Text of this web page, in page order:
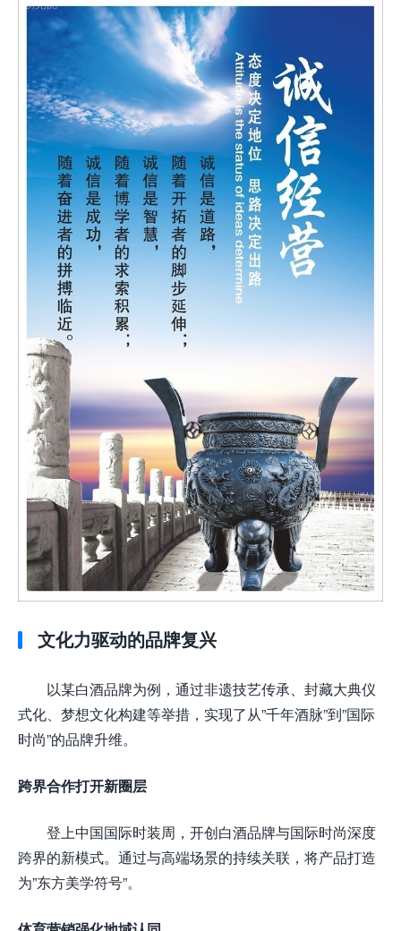
文化力驱动的品牌复兴
以某白酒品牌为例，通过非遗技艺传承、封藏大典仪
式化、梦想文化构建等举措，实现了从”千年酒脉”到”国际
时尚”的品牌升维。
跨界合作打开新圈层
登上中国国际时装周，开创白酒品牌与国际时尚深度
跨界的新模式。通过与高端场景的持续关联，将产品打造
为”东方美学符号”。